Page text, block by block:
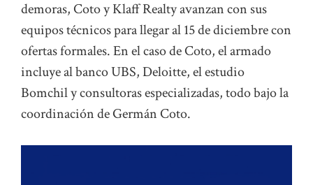
demoras, Coto y Klaff Realty avanzan con sus
equipos técnicos para llegar al 15 de diciembre con
ofertas formales. En el caso de Coto, el armado
incluye al banco UBS, Deloitte, el estudio
Bomchil y consultoras especializadas, todo bajo la
coordinación de Germán Coto.